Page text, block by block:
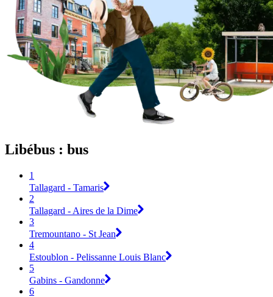
Libébus : bus
1
Tallagard - Tamaris
2
Tallagard - Aires de la Dime
3
Tremountano - St Jean
4
Estoublon - Pelissanne Louis Blanc
5
Gabins - Gandonne
6